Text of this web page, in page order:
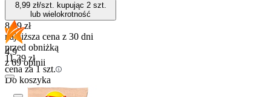
8,99zł/szt. kupując 2szt.
lub wielokrotność
8,99 zł
najniższa cena z 30 dni
przed obniżką
11,39 zł
cena za 1 szt.
Do koszyka
4.9
z 69 opinii